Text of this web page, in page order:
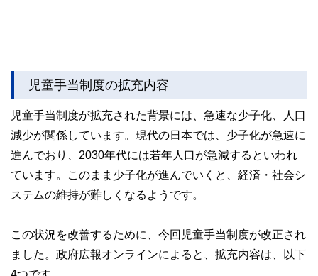
児童手当制度の拡充内容
児童手当制度が拡充された背景には、急速な少子化、人口
減少が関係しています。現代の日本では、少子化が急速に
進んでおり、2030年代には若年人口が急減するといわれ
ています。このまま少子化が進んでいくと、経済・社会シ
ステムの維持が難しくなるようです。
この状況を改善するために、今回児童手当制度が改正され
ました。政府広報オンラインによると、拡充内容は、以下